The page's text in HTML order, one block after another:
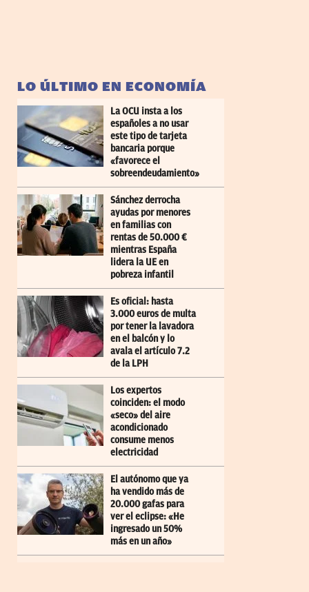
LO ÚLTIMO EN ECONOMÍA
La OCU insta a los
españoles a no usar
este tipo de tarjeta
bancaria porque
«favorece el
sobreendeudamiento»
Sánchez derrocha
ayudas por menores
en familias con
rentas de 50.000 €
mientras España
lidera la UE en
pobreza infantil
Es oficial: hasta
3.000 euros de multa
por tener la lavadora
en el balcón y lo
avala el artículo 7.2
de la LPH
Los expertos
coinciden: el modo
«seco» del aire
acondicionado
consume menos
electricidad
El autónomo que ya
ha vendido más de
20.000 gafas para
ver el eclipse: «He
ingresado un 50%
más en un año»